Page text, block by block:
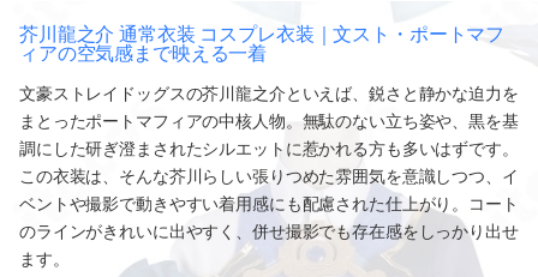
芥川龍之介 通常衣装 コスプレ衣装｜文スト・ポートマフ
ィアの空気感まで映える一着
文豪ストレイドッグスの芥川龍之介といえば、鋭さと静かな迫力を
まとったポートマフィアの中核人物。無駄のない立ち姿や、黒を基
調にした研ぎ澄まされたシルエットに惹かれる方も多いはずです。
この衣装は、そんな芥川らしい張りつめた雰囲気を意識しつつ、イ
ベントや撮影で動きやすい着用感にも配慮された仕上がり。コート
のラインがきれいに出やすく、併せ撮影でも存在感をしっかり出せ
ます。